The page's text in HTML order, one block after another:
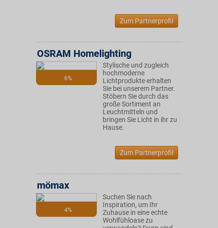
Zum Partnerprofil
6%
OSRAM Homelighting
Stylische und zugleich
hochmoderne
Lichtprodukte erhalten
Sie bei unserem Partner.
Stöbern Sie durch das
große Sortiment an
Leuchtmitteln und
bringen Sie Licht in ihr zu
Hause.
Zum Partnerprofil
4%
mömax
Suchen Sie nach
Inspiration, um Ihr
Zuhause in eine echte
Wohlfühloase zu